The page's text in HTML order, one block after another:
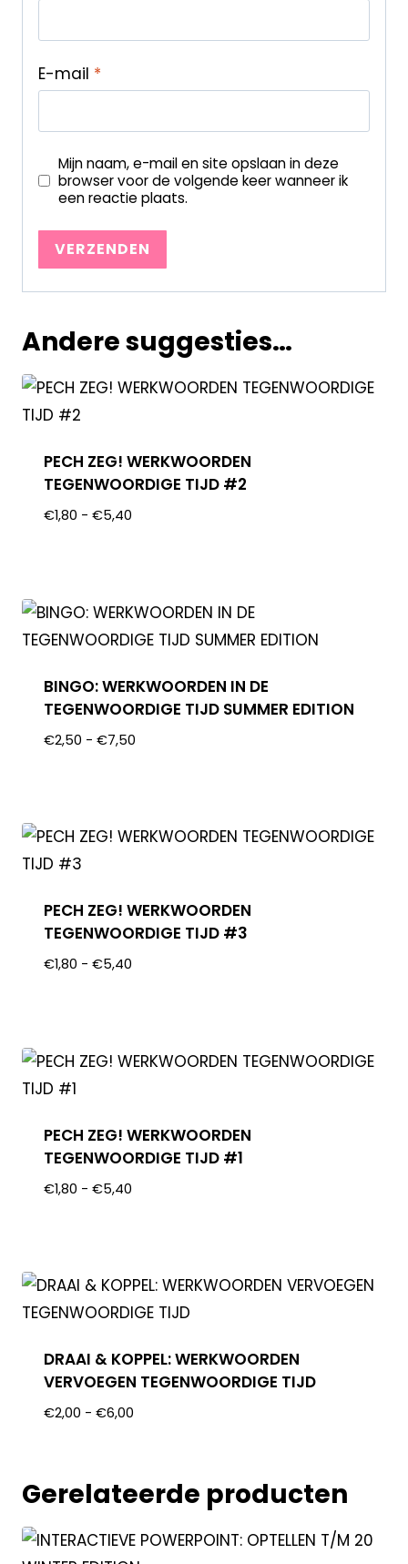
E-mail *
Mijn naam, e-mail en site opslaan in deze
browser voor de volgende keer wanneer ik
een reactie plaats.
Andere suggesties…
PECH ZEG! WERKWOORDEN
TEGENWOORDIGE TIJD #2
€1,80 - €5,40
BINGO: WERKWOORDEN IN DE
TEGENWOORDIGE TIJD SUMMER EDITION
€2,50 - €7,50
PECH ZEG! WERKWOORDEN
TEGENWOORDIGE TIJD #3
€1,80 - €5,40
PECH ZEG! WERKWOORDEN
TEGENWOORDIGE TIJD #1
€1,80 - €5,40
DRAAI & KOPPEL: WERKWOORDEN
VERVOEGEN TEGENWOORDIGE TIJD
€2,00 - €6,00
Gerelateerde producten